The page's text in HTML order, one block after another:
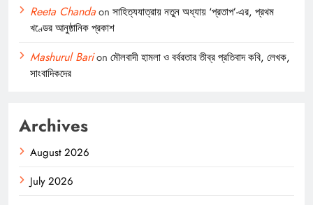
Reeta Chandaon সাহিত্যযাত্রায় নতুন অধ্যায় ‘প্রতাপ’-এর, প্রথম
খণ্ডের আনুষ্ঠানিক প্রকাশ
Mashurul Barion মৌলবাদী হামলা ও বর্বরতার তীব্র প্রতিবাদ কবি, লেখক,
সাংবাদিকদের
Archives
August 2026
July 2026